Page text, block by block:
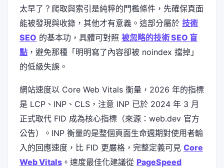
太早了？爬取與索引是純粹的門檻條件，先確保頁面
能被發現與收錄，其他才有意義。這部分屬於 技術
SEO 的基本功，具體可對照 被忽略的技術 SEO 盲
點 ，避免那種「明明寫了內容卻被 noindex 擋掉」
的低級失誤。
網站速度以 Core Web Vitals 衡量，2026 年的指標
是 LCP、INP、CLS，注意 INP 已於 2024 年 3 月
正式取代 FID 成為核心指標（來源：web.dev 官方
公告）。INP 衡量的是整個頁面生命週期對使用者輸
入的回應速度，比 FID 更嚴格，完整定義可見 Core
Web Vitals 。速度最佳化建議從 PageSpeed